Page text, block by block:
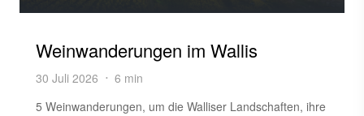
Weinwanderungen im Wallis
30 Juli 2026
6 min
5 Weinwanderungen, um die Walliser Landschaften, ihre